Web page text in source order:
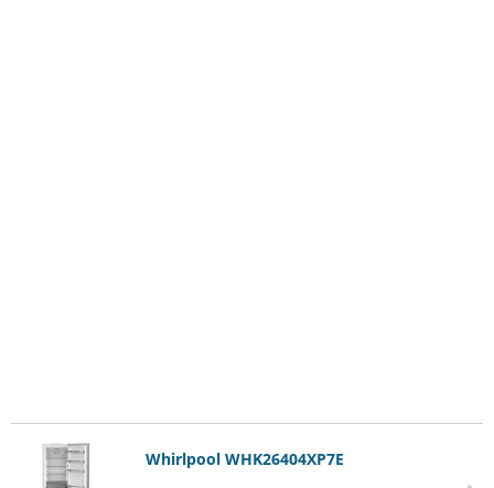
Whirlpool WHK26404XP7E